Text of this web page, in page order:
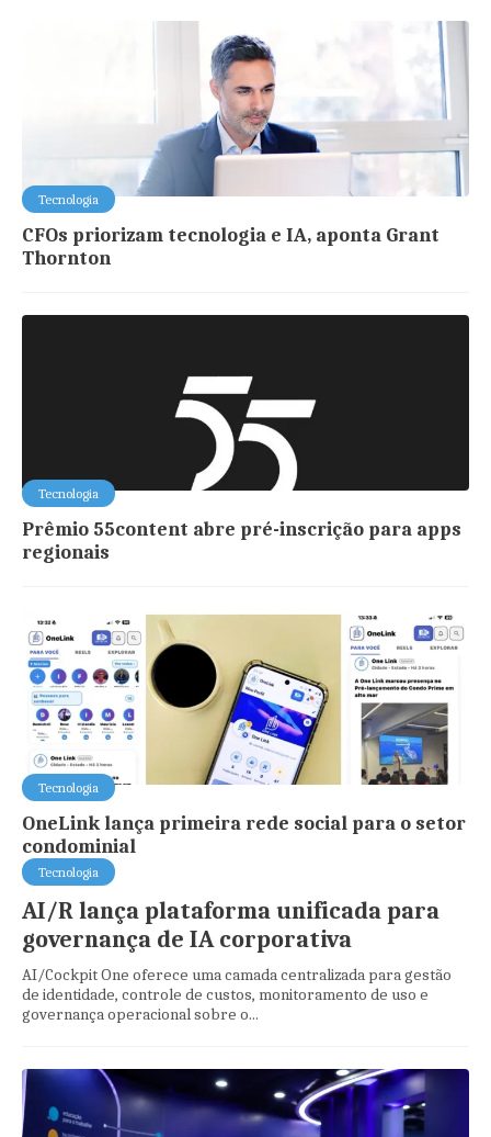
Tecnologia
CFOs priorizam tecnologia e IA, aponta Grant
Thornton
Tecnologia
Prêmio 55content abre pré-inscrição para apps
regionais
Tecnologia
OneLink lança primeira rede social para o setor
condominial
Tecnologia
AI/R lança plataforma unificada para
governança de IA corporativa
AI/Cockpit One oferece uma camada centralizada para gestão
de identidade, controle de custos, monitoramento de uso e
governança operacional sobre o...